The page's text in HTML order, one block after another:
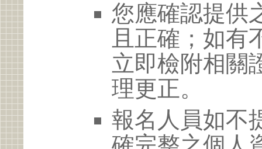
您應確認提供
且正確；如有
立即檢附相關
理更正。
報名人員如不